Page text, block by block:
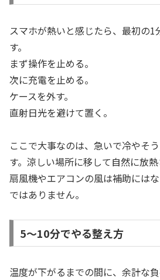
スマホが熱いと感じたら、最初の1
す。
まず操作を止める。
次に充電を止める。
ケースを外す。
直射日光を避けて置く。
ここで大事なのは、急いで冷やそ
す。涼しい場所に移して自然に放熱
扇風機やエアコンの風は補助には
ではありません。
5〜10分でやる整え方
温度が下がるまでの間に、余計な